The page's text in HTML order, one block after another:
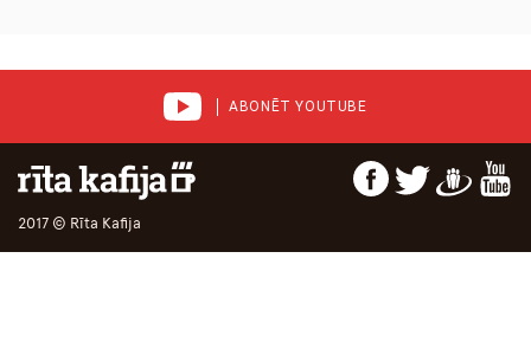
ABONĒT YOUTUBE
2017 © Rīta Kafija